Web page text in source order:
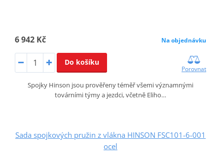
6 942 Kč Na objednávku
Do košíku
Porovnat
Spojky Hinson jsou prověřeny téměř všemi významnými
továrními týmy a jezdci, včetně Eliho…
Sada spojkových pružin z vlákna HINSON FSC101-6-001
ocel